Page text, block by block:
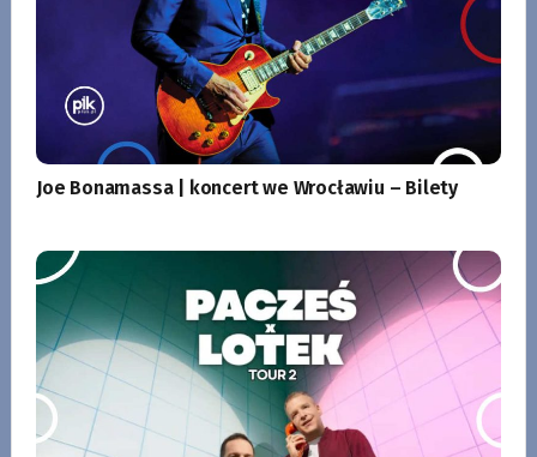
Joe Bonamassa | koncert we Wrocławiu – Bilety